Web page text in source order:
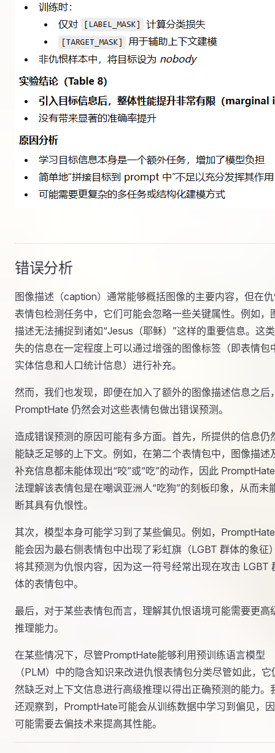
错误分析
图像描述（caption）通常能够概括图像的主要内容，但在
表情包检测任务中，它们可能会忽略一些关键属性。例如，
描述无法捕捉到诸如“Jesus（耶稣）”这样的重要信息。这
失的信息在一定程度上可以通过增强的图像标签（即表情包
实体信息和人口统计信息）进行补充。
然而，我们也发现，即便在加入了额外的图像描述信息之后
PromptHate 仍然会对这些表情包做出错误预测。
造成错误预测的原因可能有多方面。首先，所提供的信息仍
能缺乏足够的上下文。例如，在第二个表情包中，图像描述
补充信息都未能体现出“咬”或“吃”的动作，因此
法理解该表情包是在嘲讽亚洲人“吃狗”的刻板印象，从而未
断其具有仇恨性。
其次，模型本身可能学习到了某些偏见。例如，
能会因为最右侧表情包中出现了彩虹旗（LGBT 群体的象征
将其预测为仇恨内容，因为这一符号经常出现在攻击 LGBT
体的表情包中。
最后，对于某些表情包而言，理解其仇恨语境可能需要更高
推理能力。
在某些情况下，尽管PromptHate能够利用预训练语言模型
（PLM）中的隐含知识来改进仇恨表情包分类尽管如此，它
然缺乏对上下文信息进行高级推理以得出正确预测的能力。
还观察到，PromptHate可能会从训练数据中学习到偏见，
可能需要去偏技术来提高其性能。